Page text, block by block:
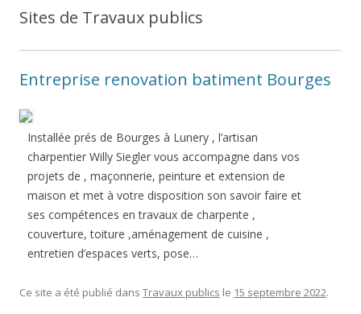
Sites de Travaux publics
Entreprise renovation batiment Bourges
Installée prés de Bourges à Lunery , l’artisan
charpentier Willy Siegler vous accompagne dans vos
projets de , maçonnerie, peinture et extension de
maison et met à votre disposition son savoir faire et
ses compétences en travaux de charpente ,
couverture, toiture ,aménagement de cuisine ,
entretien d’espaces verts, pose…
Ce site a été publié dans Travaux publics le 15 septembre 2022.